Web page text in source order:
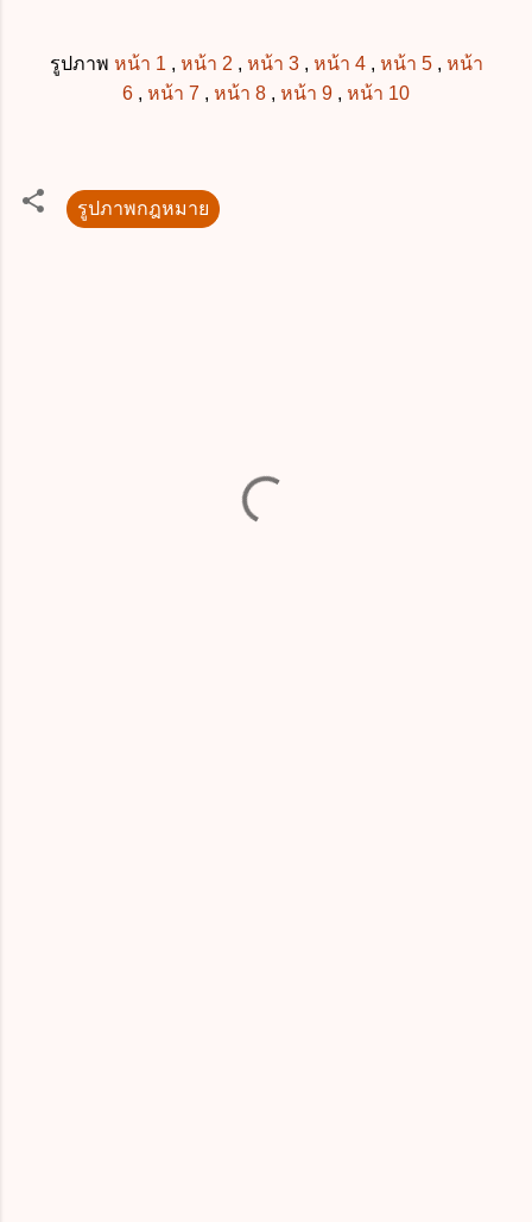
รูปภาพ หน้า 1 , หน้า 2 , หน้า 3, หน้า 4, หน้า 5, หน้า
6 , หน้า 7 , หน้า 8 , หน้า 9 , หน้า 10
รูปภาพกฎหมาย